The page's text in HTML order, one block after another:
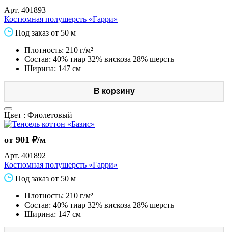
Арт. 401893
Костюмная полушерсть «Гарри»
Под заказ от 50 м
Плотность: 210 г/м²
Состав: 40% тиар 32% вискоза 28% шерсть
Ширина: 147 см
В корзину
Цвет : Фиолетовый
от 901 ₽/м
Арт. 401892
Костюмная полушерсть «Гарри»
Под заказ от 50 м
Плотность: 210 г/м²
Состав: 40% тиар 32% вискоза 28% шерсть
Ширина: 147 см